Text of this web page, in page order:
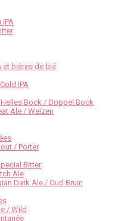
IPA
et bières de blé
IPA
Bock / Doppel Bock
Ale / Weizen
/ Porter
Bitter
Ale
Dark Ale / Oud Bruin
/ Wild